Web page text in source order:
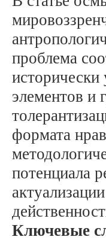
проблема
исторически
элементов и
формата
потенциала
Ключевые